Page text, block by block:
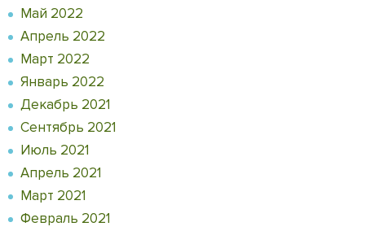
Май 2022
Апрель 2022
Март 2022
Январь 2022
Декабрь 2021
Сентябрь 2021
Июль 2021
Апрель 2021
Март 2021
Февраль 2021